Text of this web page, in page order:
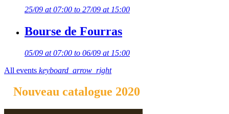
25/09 at 07:00 to 27/09 at 15:00
Bourse de Fourras
05/09 at 07:00 to 06/09 at 15:00
All events keyboard_arrow_right
Nouveau catalogue 2020